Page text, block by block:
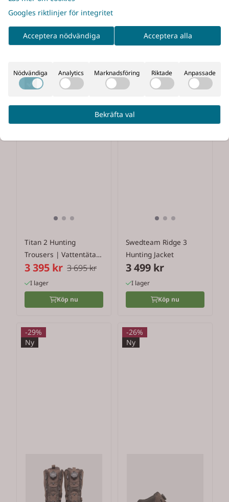
Titan 2 Hunting
Trousers | Vattentäta
Premium ...
3 395 kr 3 695 kr
I lager
Köp nu
Swedteam Ridge 3
Hunting Jacket
3 499 kr
I lager
Köp nu
-29%
Ny
-26%
Ny
Googles riktlinjer för integritet
Acceptera nödvändiga Acceptera alla
Nödvändiga Analytics Marknadsföring Riktade Anpassade
Bekräfta val